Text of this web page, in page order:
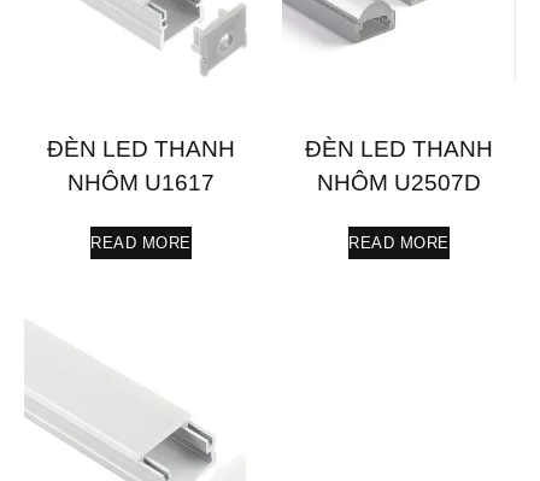
ĐÈN LED THANH
NHÔM U1617
READ MORE
ĐÈN LED THANH
NHÔM U2507D
READ MORE